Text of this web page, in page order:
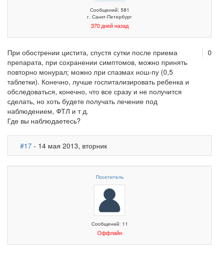
Сообщений: 581
г. Санкт-Петербург
370 дней назад
0
При обострении цистита, спустя сутки после приема
препарата, при сохранении симптомов, можно принять
повторно монурал; можно при спазмах нош-пу (0,5
таблетки). Конечно, лучше госпитализировать ребенка и
обследоваться, конечно, что все сразу и не получится
сделать, но хоть будете получать лечение под
наблюдением, ФТЛ и т д.
Где вы наблюдаетесь?
#17 - 14 мая 2013, вторник
Посетитель
Сообщений: 11
Оффлайн